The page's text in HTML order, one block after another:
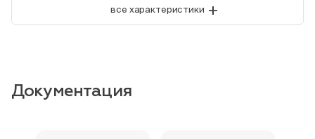
все характеристики +
Документация